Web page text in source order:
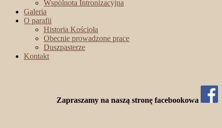
Wspólnota Intronizacyjna
Galeria
O parafii
Historia Kościoła
Obecnie prowadzone prace
Duszpasterze
Kontakt
Zapraszamy na naszą stronę facebookowa